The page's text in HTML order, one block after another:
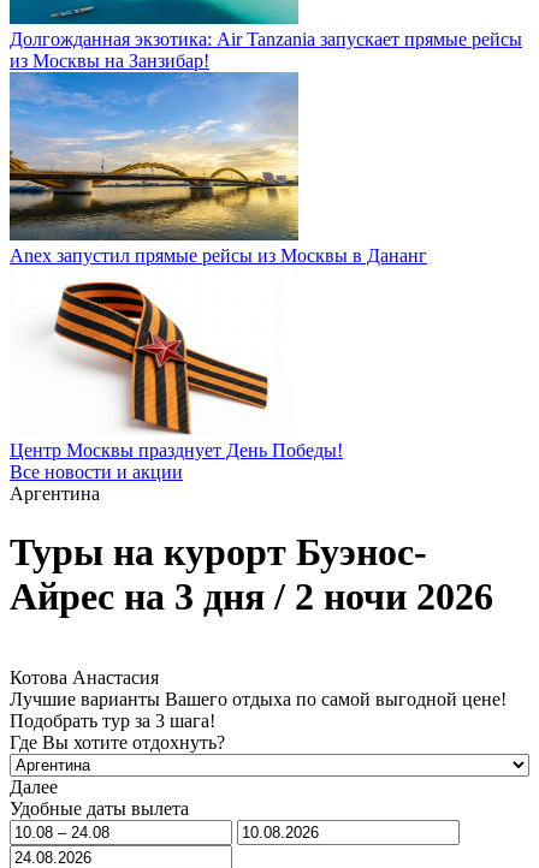
Долгожданная экзотика: Air Tanzania запускает прямые рейсы
из Москвы на Занзибар!
Anex запустил прямые рейсы из Москвы в Дананг
Центр Москвы празднует День Победы!
Все новости и акции
Аргентина
Туры на курорт Буэнос-
Айрес на 3 дня / 2 ночи 2026
Котова Анастасия
Лучшие варианты Вашего отдыха по самой выгодной цене!
Подобрать тур за 3 шага!
Где Вы хотите отдохнуть?
Далее
Удобные даты вылета